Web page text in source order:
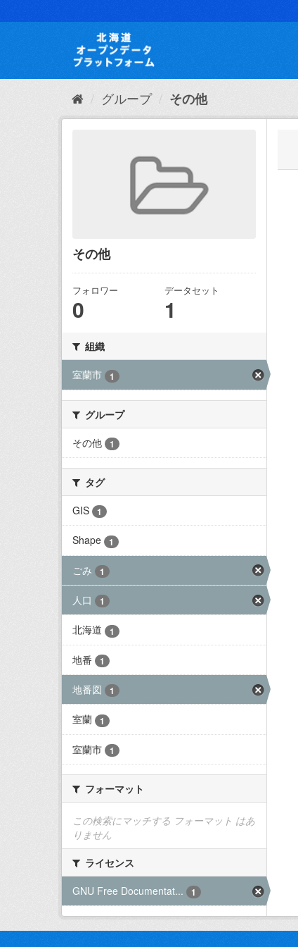
キ
て
グループ その他
その他
フォロワー
0
データセット
1
組織
室蘭市
1
グループ
その他
1
タグ
GIS
1
Shape 1
ごみ 1
人口 1
北海道 1
地番 1
地番図 1
室蘭 1
室蘭市 1
フォーマット
この検索にマッチする フォーマット はあ
りません
ライセンス
GNU Free Documentat...
1